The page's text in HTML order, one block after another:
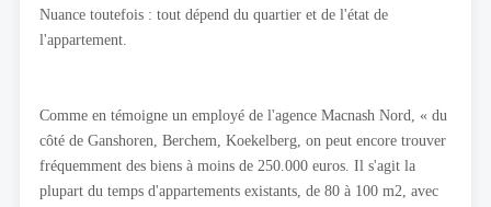
Nuance toutefois : tout dépend du quartier et de l'état de
l'appartement.
Comme en témoigne un employé de l'agence Macnash Nord, « du
côté de Ganshoren, Berchem, Koekelberg, on peut encore trouver
fréquemment des biens à moins de 250.000 euros. Il s'agit la
plupart du temps d'appartements existants, de 80 à 100 m2, avec